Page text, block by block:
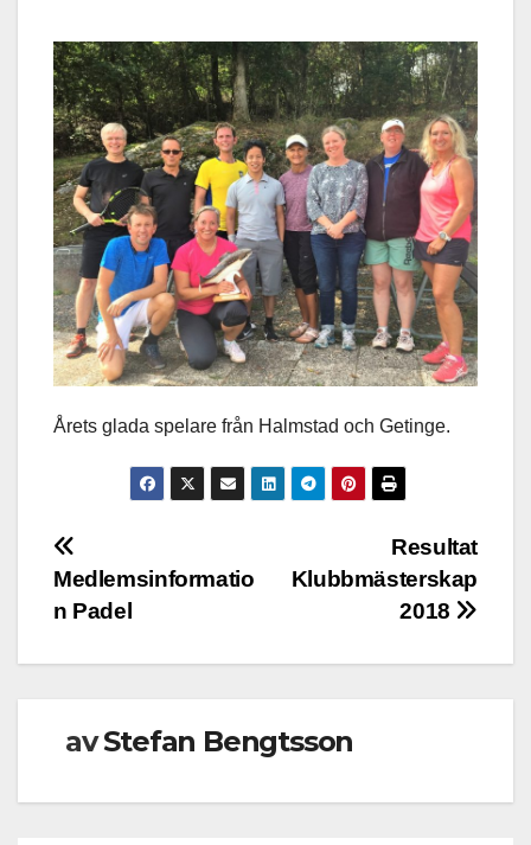
Årets glada spelare från Halmstad och Getinge.
Inläggsnavigering
Resultat
Klubbmästerskap
2018
Medlemsinformatio
n Padel
avStefan Bengtsson